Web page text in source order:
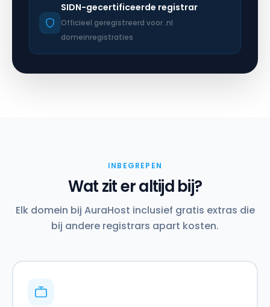
SIDN-gecertificeerde registrar
Officieel geregistreerd voor .nl
domeinregistraties
INBEGREPEN
Wat zit er altijd bij?
Elk domein bij AuraHost inclusief gratis extras die
bij andere registrars apart kosten.